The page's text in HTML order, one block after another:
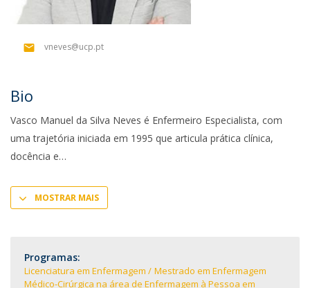
vneves@ucp.pt
Bio
Vasco Manuel da Silva Neves é Enfermeiro Especialista, com
uma trajetória iniciada em 1995 que articula prática clínica,
docência e
MOSTRAR MAIS
Programas:
Licenciatura em Enfermagem
Mestrado em Enfermagem
Médico-Cirúrgica na área de Enfermagem à Pessoa em